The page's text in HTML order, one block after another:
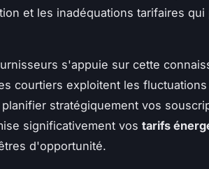
et les inadéquations tarifaires
s'appuie sur cette
courtiers exploitent les
stratégiquement vos
significativement vos tarifs
d'opportunité.